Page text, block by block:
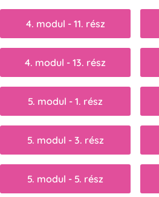
4. modul - 11. rész
4. modul - 13. rész
5. modul - 1. rész
5. modul - 3. rész
5. modul - 5. rész